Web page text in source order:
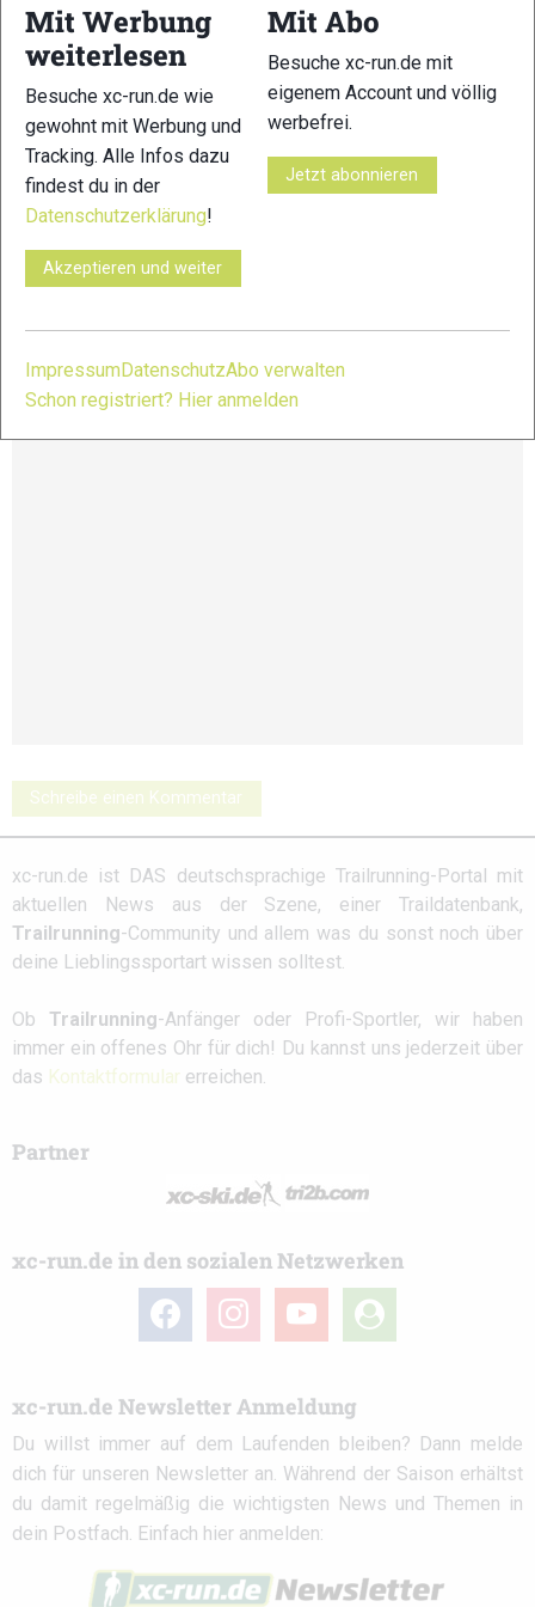
Kampenwand und dem Hochfelln.
Strecken:
XL-Distanz: 61,4 km – 3.243 HM
L- Distanz: 38,4 km – 2.072 HM
M- Distanz: 24,7 km – 1.356 HM
S- Distanz: 10,9 km – 508 HM
Eventbericht von Markus:
run-schlammschlacht-zum-saisonabschluss/
Schreibe einen Kommentar
xc-run.de ist DAS deutschsprachige Trailrunning-Portal mit
aktuellen News aus der Szene, einer Traildatenbank,
Trailrunning-Community und allem was du sonst noch über
deine Lieblingssportart wissen solltest.
Ob Trailrunning-Anfänger oder Profi-Sportler, wir haben
immer ein offenes Ohr für dich! Du kannst uns jederzeit über
das Kontaktformular erreichen.
Partner
xc-run.de in den sozialen Netzwerken
facebook instagramyoutube
user-
circle
xc-run.de Newsletter Anmeldung
Du willst immer auf dem Laufenden bleiben? Dann melde
dich für unseren Newsletter an. Während der Saison erhältst
du damit regelmäßig die wichtigsten News und Themen in
dein Postfach. Einfach hier anmelden:
Mit Werbung
weiterlesen
Besuche xc-run.de wie
gewohnt mit Werbung und
Tracking. Alle Infos dazu
findest du in der
Datenschutzerklärung!
Akzeptieren und weiter
Mit Abo
Besuche xc-run.de mit
eigenem Account und völlig
werbefrei.
Jetzt abonnieren
ImpressumDatenschutzAbo verwalten
Schon registriert? Hier anmelden